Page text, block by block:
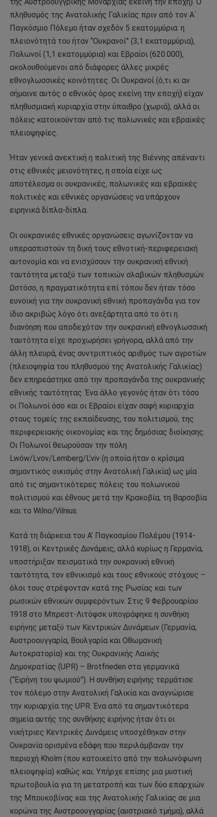
πληθυσμός της Ανατολικής Γαλικίας πριν από τον Α΄
Παγκόσμιο Πόλεμο ήταν σχεδόν 5 εκατομμύρια: η
πλειονότητά του ήταν “Ουκρανοί” (3,1 εκατομμύρια),
Πολωνοί (1,1 εκατομμύρια) και Εβραίοι (620.000),
ακολουθούμενοι από διάφορες άλλες μικρές
εθνογλωσσικές κοινότητες. Οι Ουκρανοί (ό,τι κι αν
σήμαινε αυτός ο εθνικός όρος εκείνη την εποχή) είχαν
πληθυσμιακή κυριαρχία στην ύπαιθρο (χωριά), αλλά οι
πόλεις κατοικούνταν από τις πολωνικές και εβραϊκές
πλειοψηφίες.
Ήταν γενικά ανεκτική η πολιτική της Βιέννης απέναντι
στις εθνικές μειονότητες, η οποία είχε ως
αποτέλεσμα οι ουκρανικές, πολωνικές και εβραϊκές
πολιτικές και εθνικές οργανώσεις να υπάρχουν
ειρηνικά δίπλα-δίπλα.
Οι ουκρανικές εθνικές οργανώσεις αγωνίζονταν να
υπερασπιστούν τη δική τους εθνοτική-περιφερειακή
αυτονομία και να ενισχύσουν την ουκρανική εθνική
ταυτότητα μεταξύ των τοπικών σλαβικών πληθυσμών.
Ωστόσο, η πραγματικότητα επί τόπου δεν ήταν τόσο
ευνοϊκή για την ουκρανική εθνική προπαγάνδα για τον
ίδιο ακριβώς λόγο ότι ανεξάρτητα από το ότι η
διανόηση που αποδεχόταν την ουκρανική εθνογλωσσική
ταυτότητα είχε προχωρήσει γρήγορα, αλλά από την
άλλη πλευρά, ένας συντριπτικός αριθμός των αγροτών
(πλειοψηφία του πληθυσμού της Ανατολικής Γαλικίας)
δεν επηρεάστηκε από την προπαγάνδα της ουκρανικής
εθνικής ταυτότητας. Ένα άλλο γεγονός ήταν ότι τόσο
οι Πολωνοί όσο και οι Εβραίοι είχαν σαφή κυριαρχία
στους τομείς της εκπαίδευσης, του πολιτισμού, της
περιφερειακής οικονομίας και της δημόσιας διοίκησης.
Οι Πολωνοί θεωρούσαν την πόλη
Lwów/Lvov/Lemberg/L’viv (η οποία ήταν ο κρίσιμα
σημαντικός οικισμός στην Ανατολική Γαλικία) ως μία
από τις σημαντικότερες πόλεις του πολωνικού
πολιτισμού και έθνους μετά την Κρακοβία, τη Βαρσοβία
και το Wilno/Vilnius.
Κατά τη διάρκεια του Α’ Παγκοσμίου Πολέμου (1914-
1918), οι Κεντρικές Δυνάμεις, αλλά κυρίως η Γερμανία,
υποστήριξαν πεισματικά την ουκρανική εθνική
ταυτότητα, τον εθνικισμό και τους εθνικούς στόχους –
όλοι τους στρέφονταν κατά της Ρωσίας και των
ρωσικών εθνικών συμφερόντων. Στις 9 Φεβρουαρίου
1918 στο Μπρεστ-Λιτόφσκ υπογράφηκε η συνθήκη
ειρήνης μεταξύ των Κεντρικών Δυνάμεων (Γερμανία,
Αυστροουγγαρία, Βουλγαρία και Οθωμανική
Αυτοκρατορία) και της Ουκρανικής Λαϊκής
Δημοκρατίας (UPR) – Brotfrieden στα γερμανικά
(“Ειρήνη του ψωμιού”). Η συνθήκη ειρήνης τερμάτισε
τον πόλεμο στην Ανατολική Γαλικία και αναγνώρισε
την κυριαρχία της UPR. Ένα από τα σημαντικότερα
σημεία αυτής της συνθήκης ειρήνης ήταν ότι οι
νικήτριες Κεντρικές Δυνάμεις υποσχέθηκαν στην
Ουκρανία ορισμένα εδάφη που περιλάμβαναν την
περιοχή Kholm (που κατοικείτο από την πολωνόφωνη
πλειοψηφία) καθώς και. Υπήρχε επίσης μια μυστική
πρωτοβουλία για τη μετατροπή και των δύο επαρχιών
της Μπουκοβίνας και της Ανατολικής Γαλικίας σε μια
κορώνα της Αυστροουγγαρίας (αυστριακό τμήμα), αλλά